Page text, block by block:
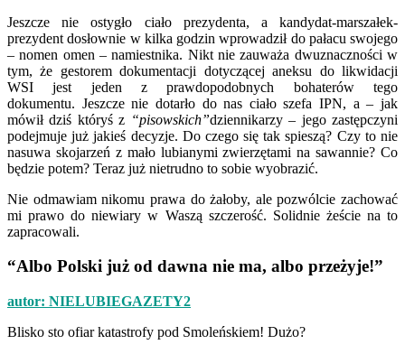
Jeszcze nie ostygło ciało prezydenta, a kandydat-marszałek-
prezydent dosłownie w kilka godzin wprowadził do pałacu swojego
– nomen omen – namiestnika. Nikt nie zauważa dwuznaczności w
tym, że gestorem dokumentacji dotyczącej aneksu do likwidacji
WSI jest jeden z prawdopodobnych bohaterów tego
dokumentu. Jeszcze nie dotarło do nas ciało szefa IPN, a – jak
mówił dziś któryś z “pisowskich”dziennikarzy – jego zastępczyni
podejmuje już jakieś decyzje. Do czego się tak spieszą? Czy to nie
nasuwa skojarzeń z mało lubianymi zwierzętami na sawannie? Co
będzie potem? Teraz już nietrudno to sobie wyobrazić.
Nie odmawiam nikomu prawa do żałoby, ale pozwólcie zachować
mi prawo do niewiary w Waszą szczerość. Solidnie żeście na to
zapracowali.
“Albo Polski już od dawna nie ma, albo przeżyje!”
autor: NIELUBIEGAZETY2
Blisko sto ofiar katastrofy pod Smoleńskiem! Dużo?